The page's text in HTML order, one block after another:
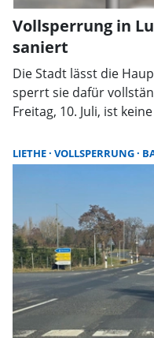
Vollsperrung in
saniert
Die Stadt lässt die
sperrt sie dafür
Freitag, 10. Juli, ist
alternative Straßen.
LIETHE VOLLSPERRUNG